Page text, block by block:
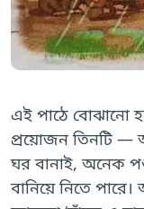
এই পাঠে বোঝানো
প্রয়োজন তিনটি —
ঘর বানাই, অনেক
বানিয়ে নিতে